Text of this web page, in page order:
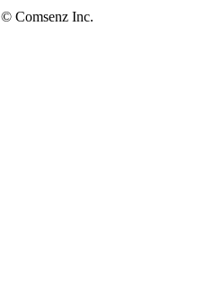
© Comsenz Inc.